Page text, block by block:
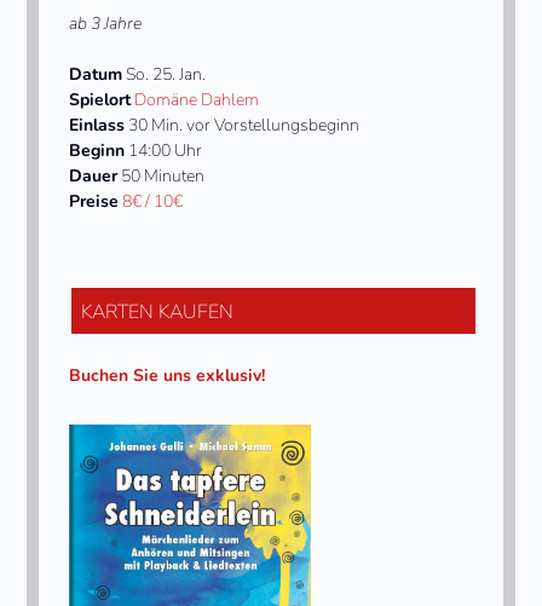
ab 3 Jahre
DatumSo. 25. Jan.
SpielortDomäne Dahlem
Einlass 30 Min. vor Vorstellungsbeginn
Beginn 14:00 Uhr
Dauer50 Minuten
Preise 8€ / 10€
KARTEN KAUFEN
Buchen Sie uns exklusiv!